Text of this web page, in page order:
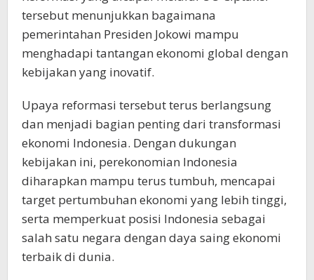
tersebut menunjukkan bagaimana
pemerintahan Presiden Jokowi mampu
menghadapi tantangan ekonomi global dengan
kebijakan yang inovatif.
Upaya reformasi tersebut terus berlangsung
dan menjadi bagian penting dari transformasi
ekonomi Indonesia. Dengan dukungan
kebijakan ini, perekonomian Indonesia
diharapkan mampu terus tumbuh, mencapai
target pertumbuhan ekonomi yang lebih tinggi,
serta memperkuat posisi Indonesia sebagai
salah satu negara dengan daya saing ekonomi
terbaik di dunia.